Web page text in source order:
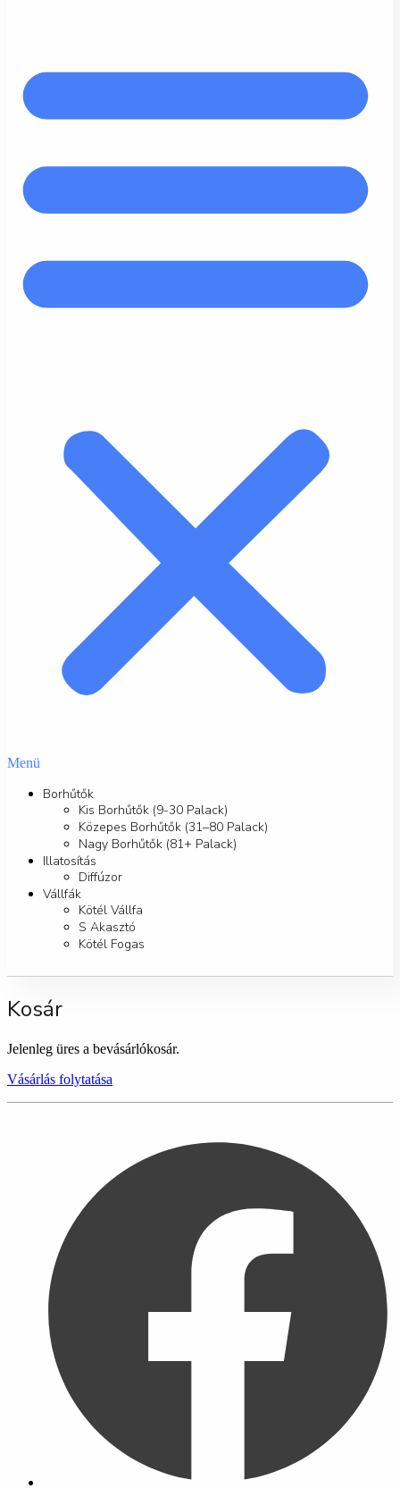
Menü
Borhűtők
Kis Borhűtők (9-30 Palack)
Közepes Borhűtők (31–80 Palack)
Nagy Borhűtők (81+ Palack)
Illatosítás
Diffúzor
Vállfák
Kötél Vállfa
S Akasztó
Kötél Fogas
Kosár
Jelenleg üres a bevásárlókosár.
Vásárlás folytatása